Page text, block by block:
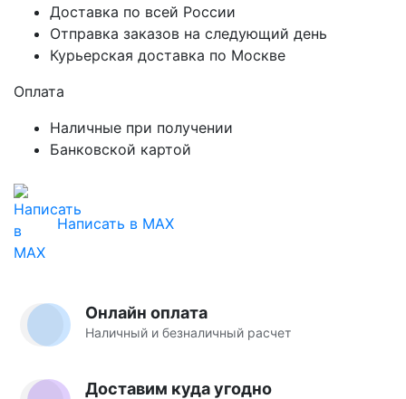
Доставка по всей России
Отправка заказов на следующий день
Курьерская доставка по Москве
Оплата
Наличные при получении
Банковской картой
Написать в MAX
Онлайн оплата
Наличный и безналичный расчет
Доставим куда угодно